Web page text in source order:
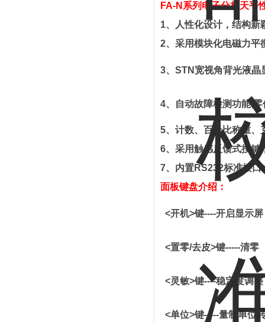
FA-N 系列电子分析天平
1、
人性化设计，结构新
2、采用模块化电磁力平
3、 STN 宽视角背光液晶
4、 自动故障检测功能,
5、计数、百分比称重、
6、采用触感反馈式按鍵
7、内置RS232标准接口
面板键盘介绍：
<开机>键----开启显示屏
<置零/去皮>键-----清零
<灵敏>键----稳定度调整
<单位>键-----量制单位